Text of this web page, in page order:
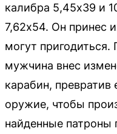
калибра 5,45x39 и
7,62x54. Он принес
могут
мужчина внес
карабин, превратив
оружие, чтобы
найденные патроны